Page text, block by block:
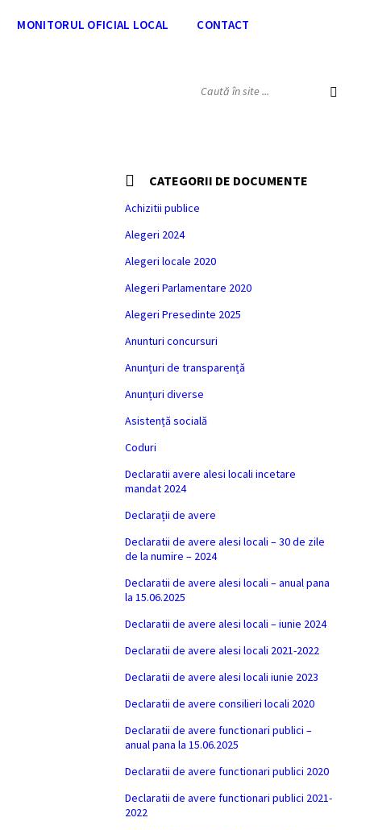
MONITORUL OFICIAL LOCAL CONTACT
CATEGORII DE DOCUMENTE
Achizitii publice
Alegeri 2024
Alegeri locale 2020
Alegeri Parlamentare 2020
Alegeri Presedinte 2025
Anunturi concursuri
Anunțuri de transparență
Anunțuri diverse
Asistență socială
Coduri
Declaratii avere alesi locali incetare
mandat 2024
Declarații de avere
Declaratii de avere alesi locali – 30 de zile
de la numire – 2024
Declaratii de avere alesi locali – anual pana
la 15.06.2025
Declaratii de avere alesi locali – iunie 2024
Declaratii de avere alesi locali 2021-2022
Declaratii de avere alesi locali iunie 2023
Declaratii de avere consilieri locali 2020
Declaratii de avere functionari publici –
anual pana la 15.06.2025
Declaratii de avere functionari publici 2020
Declaratii de avere functionari publici 2021-
2022